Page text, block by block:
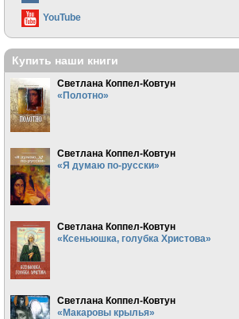
YouTube
Купить наши книги
Светлана Коппел-Ковтун
«Полотно»
Светлана Коппел-Ковтун
«Я думаю по-русски»
Светлана Коппел-Ковтун
«Ксеньюшка, голубка Христова»
Светлана Коппел-Ковтун
«Макаровы крылья»